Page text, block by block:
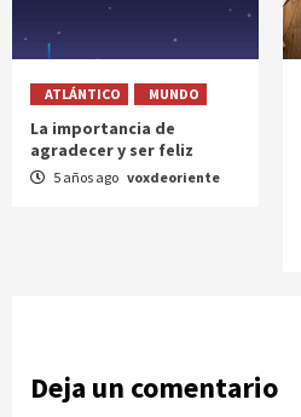
ATLÁNTICO MUNDO
La importancia de
agradecer y ser feliz
5 años ago voxdeoriente
Deja un comentario